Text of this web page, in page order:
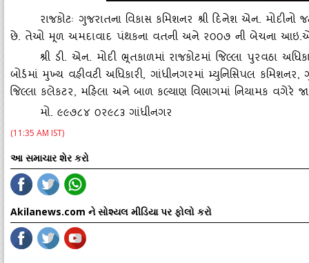
રાજકોટઃ ગુજરાતના વિકાસ કમિશનર શ્રી દિનેશ એન.
છે. તેઓ મૂળ અમદાવાદ પંથકના વતની અને ર૦૦૭ ની બેચના
શ્રી ડી. એન. મોદી ભૂતકાળમાં રાજકોટમાં જિલ્લા પુરવઠા
બોર્ડમાં મુખ્‍ય વહીવટી અધિકારી, ગાંધીનગરમાં મ્‍યુનિસિપલ
જિલ્લા કલેકટર, મહિલા અને બાળ કલ્‍યાણ વિભાગમાં નિયામક વગેરે
મો. ૯૯૭૮૪ ૦ર૯૮૩ ગાંધીનગર
(11:35 AM IST)
આ સમાચાર શેર કરો
Akilanews.com ને સોશ્યલ મીડિયા પર ફોલો કરો